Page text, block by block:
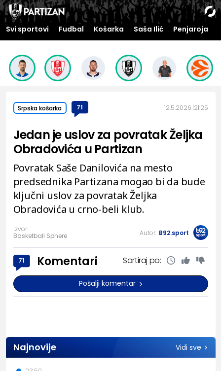
Svi sportovi Fudbal Košarka Saša Ilić Penjaroja
Srpska košarka 71 12.5.2026. 21:25
Jedan je uslov za povratak Željka
Obradovića u Partizan
Povratak Saše Danilovića na mesto
predsednika Partizana mogao bi da bude
ključni uslov za povratak Željka
Obradovića u crno-beli klub.
Izvor:
Basketball Sphere
Autor: B92.sport
71 Komentari Sortiraj po:
Pošalji komentar
Najnovije Vidi sve